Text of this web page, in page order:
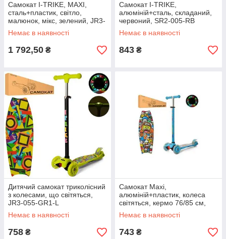
Самокат I-TRIKE, MAXI,
сталь+пластик, світло,
малюнок, мікс, зелений, JR3-
055-GR1
Немає в наявності
1 792,50 ₴
Самокат I-TRIKE,
алюміній+сталь, складаний,
червоний, SR2-005-RB
Немає в наявності
843 ₴
Дитячий самокат триколісний
з колесами, що світяться,
JR3-055-GR1-L
Немає в наявності
758 ₴
Самокат Maxi,
алюміній+пластик, колеса
світяться, кермо 76/85 см,
підніжка 40-13 см, JR3-055-
BL
Немає в наявності
743 ₴